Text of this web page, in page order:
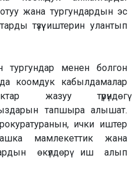
жана тургундардын эс
түзүү иштерин улантып
тургундар менен болгон
коомдук кабылдамалар
жазуу түрүндөгү
тапшыра алышат.
ички иштер
мамлекеттик жана
өкүлдөрү иш алып